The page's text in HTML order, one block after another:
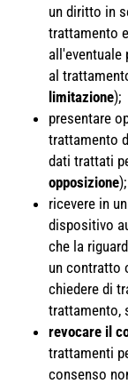
un diritto in
trattamento
al
limitazione);
presentare
trattamento
dati trattati
opposizione);
ricevere in
dispositivo
che la
un contratto
chiedere di
trattamento,
revocare il
trattamenti
consenso